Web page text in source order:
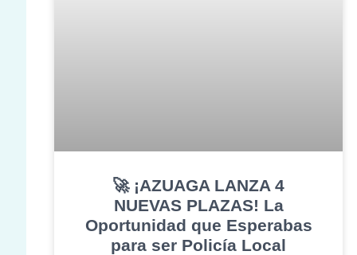
🚀 ¡AZUAGA LANZA 4
NUEVAS PLAZAS! La
Oportunidad que Esperabas
para ser Policía Local